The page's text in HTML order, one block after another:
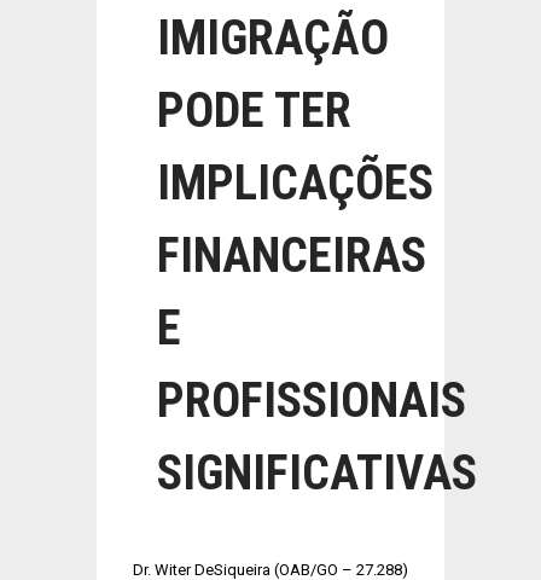
IMIGRAÇÃO
PODE TER
IMPLICAÇÕES
FINANCEIRAS
E
PROFISSIONAIS
SIGNIFICATIVAS
Dr. Witer DeSiqueira (OAB/GO – 27.288)